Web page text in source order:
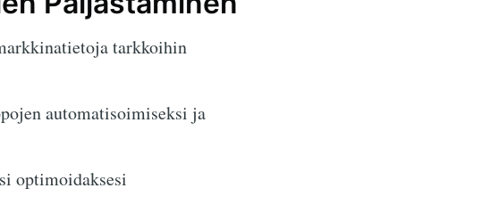
tarkkoihin
automatisoimiseksi ja
optimoidaksesi